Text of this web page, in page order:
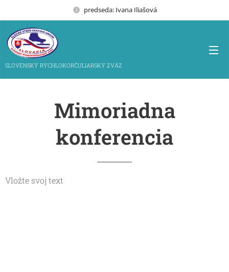
predseda: Ivana Iliašová
SLOVENSKÝ RÝCHLOKORČULIARSKÝ ZVÄZ
Mimoriadna
konferencia
Vložte svoj text